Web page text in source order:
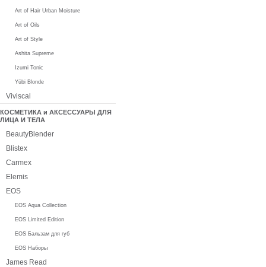
Art of Hair Urban Moisture
Art of Oils
Art of Style
Ashita Supreme
Izumi Tonic
Yūbi Blonde
Viviscal
КОСМЕТИКА и АКСЕССУАРЫ ДЛЯ
ЛИЦА И ТЕЛА
BeautyBlender
Blistex
Carmex
Elemis
EOS
EOS Aqua Collection
EOS Limited Edition
EOS Бальзам для губ
EOS Наборы
James Read